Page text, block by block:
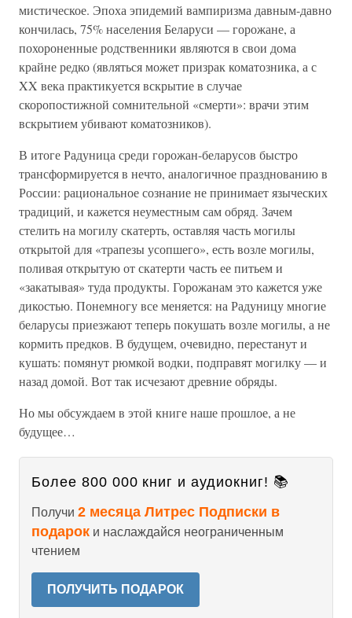
мистическое. Эпоха эпидемий вампиризма давным-давно
кончилась, 75% населения Беларуси — горожане, а
похороненные родственники являются в свои дома
крайне редко (являться может призрак коматозника, а с
XX века практикуется вскрытие в случае
скоропостижной сомнительной «смерти»: врачи этим
вскрытием убивают коматозников).
В итоге Радуница среди горожан-беларусов быстро
трансформируется в нечто, аналогичное празднованию в
России: рациональное сознание не принимает языческих
традиций, и кажется неуместным сам обряд. Зачем
стелить на могилу скатерть, оставляя часть могилы
открытой для «трапезы усопшего», есть возле могилы,
поливая открытую от скатерти часть ее питьем и
«закатывая» туда продукты. Горожанам это кажется уже
дикостью. Понемногу все меняется: на Радуницу многие
беларусы приезжают теперь покушать возле могилы, а не
кормить предков. В будущем, очевидно, перестанут и
кушать: помянут рюмкой водки, подправят могилку — и
назад домой. Вот так исчезают древние обряды.
Но мы обсуждаем в этой книге наше прошлое, а не
будущее…
Более 800 000 книг и аудиокниг! 📚
Получи 2 месяца Литрес Подписки в
подарок и наслаждайся неограниченным
чтением
ПОЛУЧИТЬ ПОДАРОК